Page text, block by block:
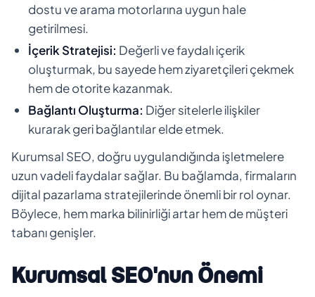
dostu ve arama motorlarına uygun hale
getirilmesi.
İçerik Stratejisi: Değerli ve faydalı içerik
oluşturmak, bu sayede hem ziyaretçileri çekmek
hem de otorite kazanmak.
Bağlantı Oluşturma: Diğer sitelerle ilişkiler
kurarak geri bağlantılar elde etmek.
Kurumsal SEO, doğru uygulandığında işletmelere
uzun vadeli faydalar sağlar. Bu bağlamda, firmaların
dijital pazarlama stratejilerinde önemli bir rol oynar.
Böylece, hem marka bilinirliği artar hem de müşteri
tabanı genişler.
Kurumsal SEO'nun Önemi